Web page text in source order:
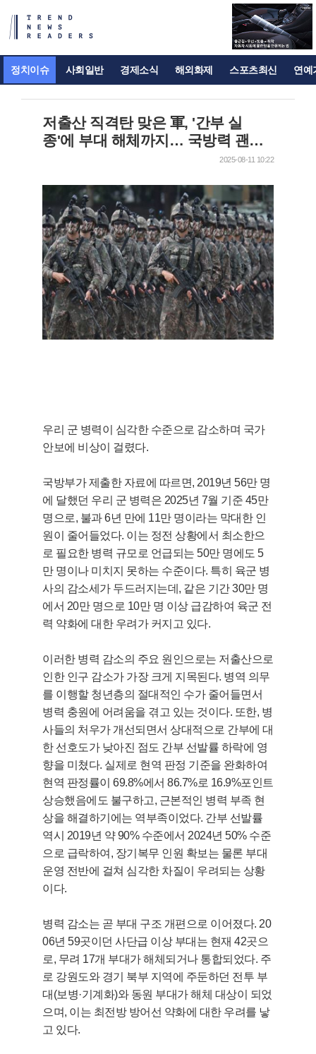
정치이슈 사회일반 경제소식 해외화제 스포츠최신 연예
저출산 직격탄 맞은 軍, '간부 실
종'에 부대 해체까지… 국방력 괜찮
2025-08-11 10:22
우리 군 병력이 심각한 수준으로 감소하며 국가
안보에 비상이 걸렸다.
국방부가 제출한 자료에 따르면, 2019년 56만 명
에 달했던 우리 군 병력은 2025년 7월 기준 45만
명으로, 불과 6년 만에 11만 명이라는 막대한 인
원이 줄어들었다. 이는 정전 상황에서 최소한으
로 필요한 병력 규모로 언급되는 50만 명에도 5
만 명이나 미치지 못하는 수준이다. 특히 육군 병
사의 감소세가 두드러지는데, 같은 기간 30만 명
에서 20만 명으로 10만 명 이상 급감하여 육군 전
력 약화에 대한 우려가 커지고 있다.
이러한 병력 감소의 주요 원인으로는 저출산으로
인한 인구 감소가 가장 크게 지목된다. 병역 의무
를 이행할 청년층의 절대적인 수가 줄어들면서
병력 충원에 어려움을 겪고 있는 것이다. 또한, 병
사들의 처우가 개선되면서 상대적으로 간부에 대
한 선호도가 낮아진 점도 간부 선발률 하락에 영
향을 미쳤다. 실제로 현역 판정 기준을 완화하여
현역 판정률이 69.8%에서 86.7%로 16.9%포인트
상승했음에도 불구하고, 근본적인 병력 부족 현
상을 해결하기에는 역부족이었다. 간부 선발률
역시 2019년 약 90% 수준에서 2024년 50% 수준
으로 급락하여, 장기복무 인원 확보는 물론 부대
운영 전반에 걸쳐 심각한 차질이 우려되는 상황
이다.
병력 감소는 곧 부대 구조 개편으로 이어졌다. 20
06년 59곳이던 사단급 이상 부대는 현재 42곳으
로, 무려 17개 부대가 해체되거나 통합되었다. 주
로 강원도와 경기 북부 지역에 주둔하던 전투 부
대(보병·기계화)와 동원 부대가 해체 대상이 되었
으며, 이는 최전방 방어선 약화에 대한 우려를 낳
고 있다.